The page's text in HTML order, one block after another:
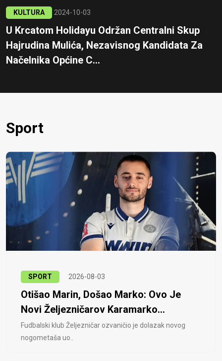
KULTURA 2024-10-03
U Krcatom Holidayu Održan Centralni Skup
Hajrudina Mulića, Nezavisnog Kandidata Za
Načelnika Općine C...
Sport
SPORT 2026-08-03
Otišao Marin, Došao Marko: Ovo Je
Novi Željezničarov Karamarko...
Fudbalski klub Željezničar ozvaničio je dolazak novog
nogometaša uo..